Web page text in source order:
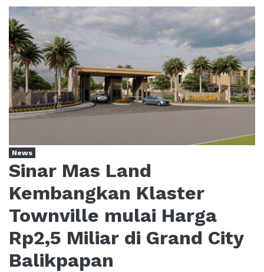
News
Sinar Mas Land
Kembangkan Klaster
Townville mulai Harga
Rp2,5 Miliar di Grand City
Balikpapan